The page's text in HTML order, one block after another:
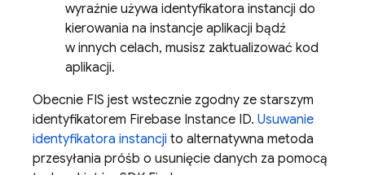
wyraźnie używa identyfikatora instancji do
kierowania na instancje aplikacji bądź
w innych celach, musisz zaktualizować kod
aplikacji.
Obecnie FIS jest wstecznie zgodny ze starszym
identyfikatorem Firebase Instance ID. Usuwanie
identyfikatora instancji to alternatywna metoda
przesyłania próśb o usunięcie danych za pomocą